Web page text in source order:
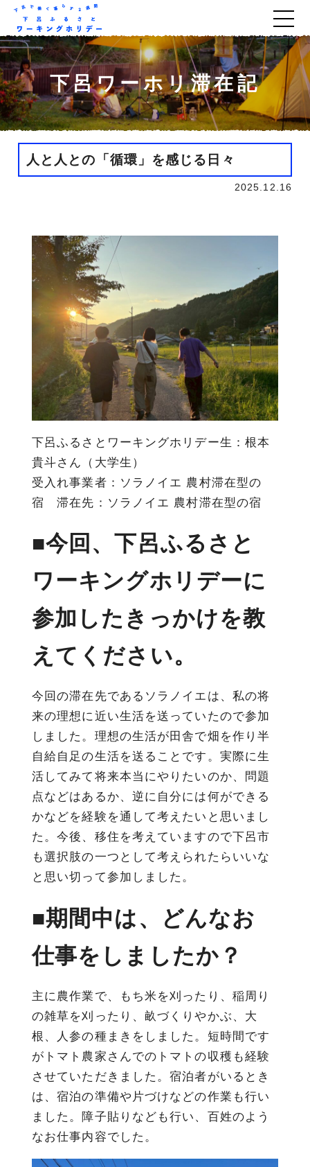
下呂ワーホリ滞在記
人と人との「循環」を感じる日々
2025.12.16
下呂ふるさとワーキングホリデー生： 根本
貴斗さん（大学生）
受入れ事業者：ソラノイエ 農村滞在型の
宿 滞在先：ソラノイエ 農村滞在型の宿
■今回、下呂ふるさと
ワーキングホリデーに
参加したきっかけを教
えてください。
今回の滞在先であるソラノイエは、私の将
来の理想に近い生活を送っていたので参加
しました。理想の生活が田舎で畑を作り半
自給自足の生活を送ることです。実際に生
活してみて将来本当にやりたいのか、問題
点などはあるか、逆に自分には何ができる
かなどを経験を通して考えたいと思いまし
た。今後、移住を考えていますので下呂市
も選択肢の一つとして考えられたらいいな
と思い切って参加しました。
■期間中は、どんなお
仕事をしましたか？
主に農作業で、もち米を刈ったり、稲周り
の雑草を刈ったり、畝づくりやかぶ、大
根、人参の種まきをしました。短時間です
がトマト農家さんでのトマトの収穫も経験
させていただきました。宿泊者がいるとき
は、宿泊の準備や片づけなどの作業も行い
ました。障子貼りなども行い、百姓のよう
なお仕事内容でした。